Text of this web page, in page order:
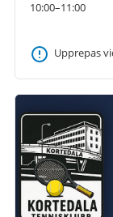
10:00–11:00
Upprepas